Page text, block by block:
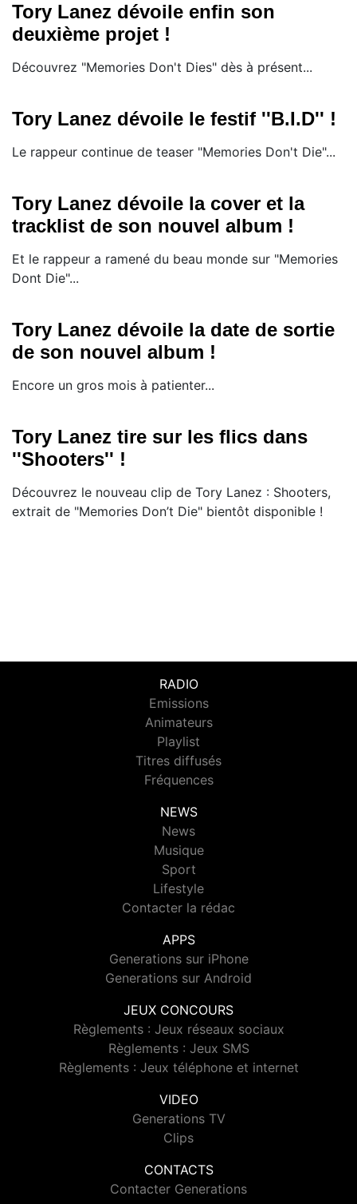
Tory Lanez dévoile enfin son
deuxième projet !
Découvrez "Memories Don't Dies" dès à présent...
Tory Lanez dévoile le festif ''B.I.D'' !
Le rappeur continue de teaser "Memories Don't Die"...
Tory Lanez dévoile la cover et la
tracklist de son nouvel album !
Et le rappeur a ramené du beau monde sur "Memories
Dont Die"...
Tory Lanez dévoile la date de sortie
de son nouvel album !
Encore un gros mois à patienter...
Tory Lanez tire sur les flics dans
''Shooters'' !
Découvrez le nouveau clip de Tory Lanez : Shooters,
extrait de "Memories Don’t Die" bientôt disponible !
RADIO
Emissions
Animateurs
Playlist
Titres diffusés
Fréquences
NEWS
News
Musique
Sport
Lifestyle
Contacter la rédac
APPS
Generations sur iPhone
Generations sur Android
JEUX CONCOURS
Règlements : Jeux réseaux sociaux
Règlements : Jeux SMS
Règlements : Jeux téléphone et internet
VIDEO
Generations TV
Clips
CONTACTS
Contacter Generations